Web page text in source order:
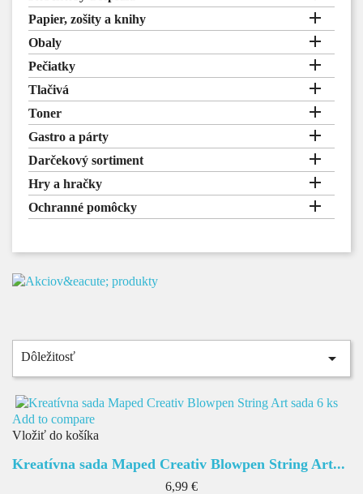
Papier, zošity a knihy 
Obaly 
Pečiatky 
Tlačivá 
Toner 
Gastro a párty 
Darčekový sortiment 
Hry a hračky 
Ochranné pomôcky 
Dôležitosť 
Add to compare
Vložiť do košíka
Kreatívna sada Maped Creativ Blowpen String Art...
Cena
6,99 €